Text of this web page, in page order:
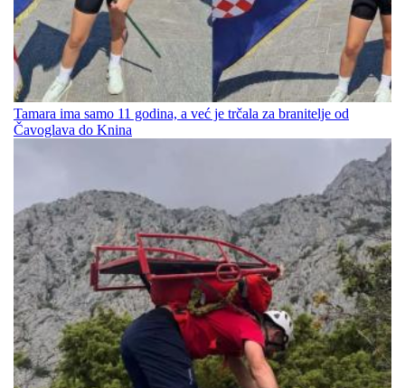
Tamara ima samo 11 godina, a već je trčala za branitelje od
Čavoglava do Knina